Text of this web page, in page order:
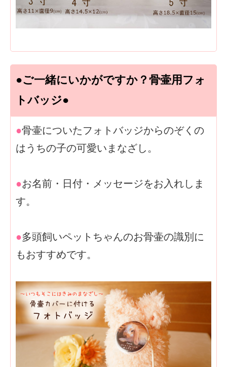
●ご一緒にいかがですか？骨壷用フォ
トバッジ●
●骨壷についたフォトバッジからのぞくの
はうちの子の可愛いまなざし。
●お名前・日付・メッセージをお入れしま
す。
●多頭飼いペットちゃんのお骨壷の識別に
もおすすめです。